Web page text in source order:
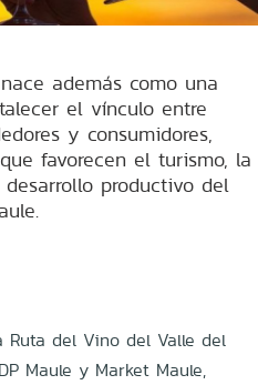
además como una
el vínculo entre
y consumidores,
favorecen el turismo, la
productivo del
Ruta del Vino del Valle del
Maule y Market Maule,